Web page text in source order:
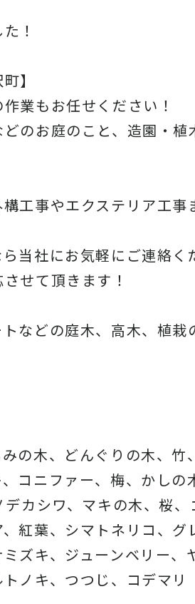
！
】
業もお任せください！
のお庭のこと、造園・植
構工事やエクステリア工事
当社にお気軽にご連絡く
せて頂きます！
などの庭木、高木、 植栽
の木、どんぐりの木、竹
コニファー、梅、かしの
カシワ、マキの木、桜、
紅葉、シマトネリコ、 グ
ズキ、ジューンベリー、
ノキ、 つつじ、コデマリ